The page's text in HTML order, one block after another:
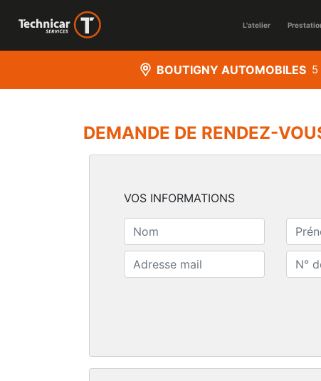
L'atelier
BOUTIGNY AUTOMOBILES 5
DEMANDE DE RENDEZ-
VOS INFORMATIONS